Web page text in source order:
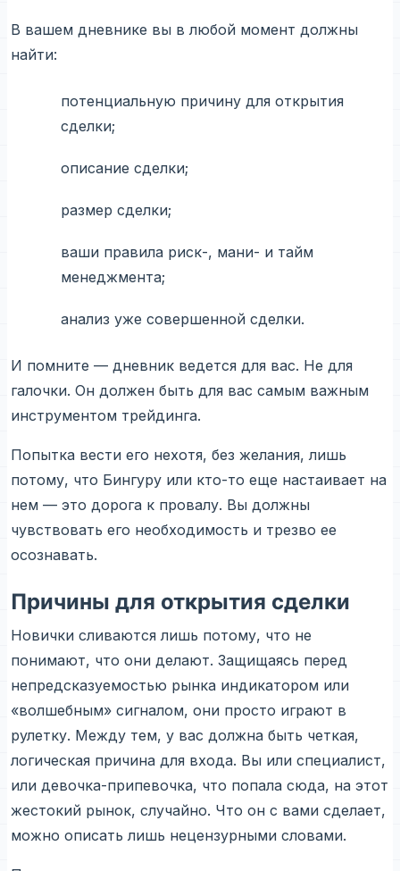
В вашем дневнике вы в любой момент должны
найти:
потенциальную причину для открытия
сделки;
описание сделки;
размер сделки;
ваши правила риск-, мани- и тайм
менеджмента;
анализ уже совершенной сделки.
И помните — дневник ведется для вас. Не для
галочки. Он должен быть для вас самым важным
инструментом трейдинга.
Попытка вести его нехотя, без желания, лишь
потому, что Бингуру или кто-то еще настаивает на
нем — это дорога к провалу. Вы должны
чувствовать его необходимость и трезво ее
осознавать.
Причины для открытия сделки
Новички сливаются лишь потому, что не
понимают, что они делают. Защищаясь перед
непредсказуемостью рынка индикатором или
«волшебным» сигналом, они просто играют в
рулетку. Между тем, у вас должна быть четкая,
логическая причина для входа. Вы или специалист,
или девочка-припевочка, что попала сюда, на этот
жестокий рынок, случайно. Что он с вами сделает,
можно описать лишь нецензурными словами.